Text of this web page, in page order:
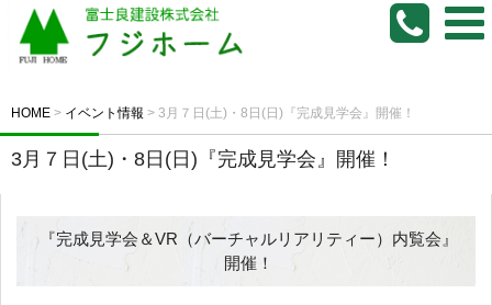
HOME > イベント情報 > 3月７日(土)・8日(日)『完成見学会』開催！
3月７日(土)・8日(日)『完成見学会』開催！
『完成見学会＆VR（バーチャルリアリティー）内覧会』
開催！